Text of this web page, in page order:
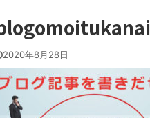
2020年8月28日